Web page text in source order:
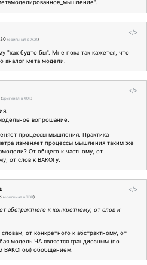
</>
(оригинал в ЖЖ)
"как будто бы". Мне пока так кажется, что
аналог мета модели.
</>
(оригинал в ЖЖ)
вопрошание.
процессы мышления. Практика
изменяет процессы мышления таким же
От общего к частному, от
от слов к ВАКОГу.
</>
(оригинал в ЖЖ)
абстрактного к конкретному, от слов к
от конкретного к абстрактному, от
модель ЧА является грандиозным (по
ВАКОГом) обобщением.